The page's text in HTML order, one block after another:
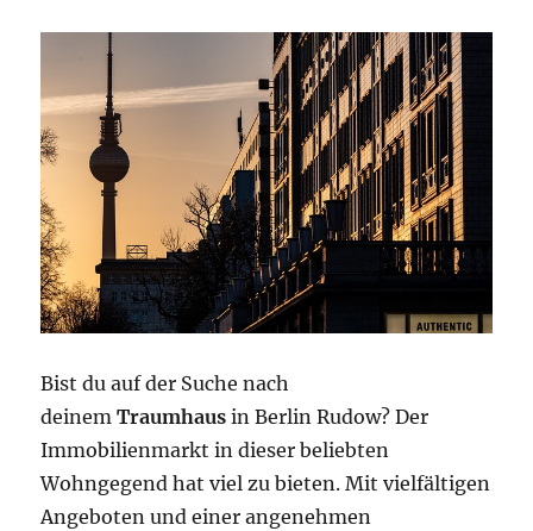
Bist du auf der Suche nach
deinemTraumhaus in Berlin Rudow? Der
Immobilienmarkt in dieser beliebten
Wohngegend hat viel zu bieten. Mit vielfältigen
Angeboten und einer angenehmen